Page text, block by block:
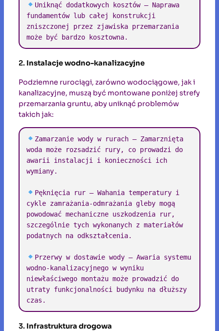
Uniknąć dodatkowych kosztów – Naprawa
fundamentów lub całej konstrukcji
zniszczonej przez zjawiska przemarzania
może być bardzo kosztowna.
2. Instalacje wodno-kanalizacyjne
Podziemne rurociągi, zarówno wodociągowe, jak i
kanalizacyjne, muszą być montowane poniżej strefy
przemarzania gruntu, aby uniknąć problemów
takich jak:
Zamarzanie wody w rurach – Zamarznięta
woda może rozsadzić rury, co prowadzi do
awarii instalacji i konieczności ich
wymiany.
Pęknięcia rur – Wahania temperatury i
cykle zamrażania-odmrażania gleby mogą
powodować mechaniczne uszkodzenia rur,
szczególnie tych wykonanych z materiałów
podatnych na odkształcenia.
Przerwy w dostawie wody – Awaria systemu
wodno-kanalizacyjnego w wyniku
niewłaściwego montażu może prowadzić do
utraty funkcjonalności budynku na dłuższy
czas.
3. Infrastruktura drogowa